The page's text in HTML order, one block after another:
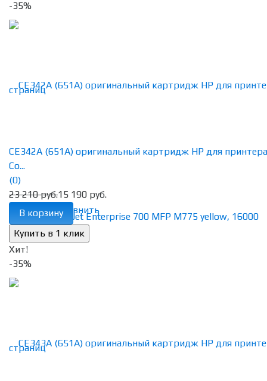
-35%
избранное сравнить
CE342A (651A) оригинальный картридж HP для
Co...
(0)
23 210 руб.15 190 руб.
В корзину
Хит!
-35%